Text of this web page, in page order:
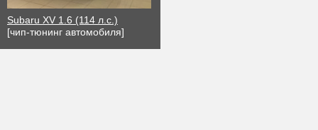
Subaru XV 1.6 (114 л.с.)
[чип-тюнинг автомобиля]